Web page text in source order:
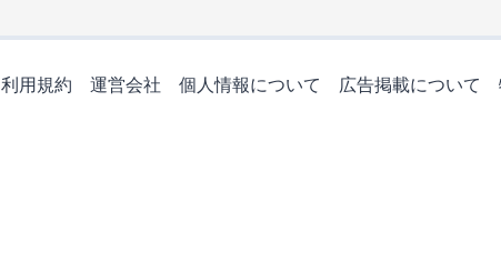
利用規約 運営会社 個人情報について 広告掲載について